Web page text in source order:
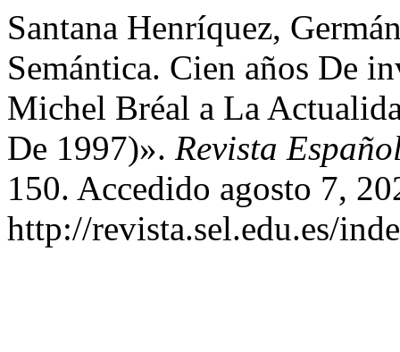
Santana Henríquez,
Semántica. Cien años De
Michel Bréal a La
De 1997)». Revista
150. Accedido agosto 7,
http://revista.sel.edu.es/